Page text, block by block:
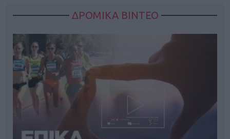
ΔΡΟΜΙΚΑ ΒΙΝΤΕΟ